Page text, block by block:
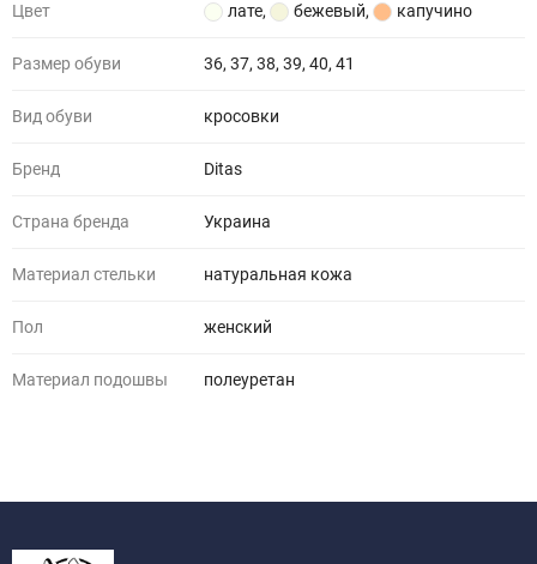
Цвет лате, бежевый, капучино
Размер обуви 36, 37, 38, 39, 40, 41
Вид обуви кросовки
Бренд Ditas
Страна бренда Украина
Материал стельки натуральная кожа
Пол женский
Материал подошвы полеуретан